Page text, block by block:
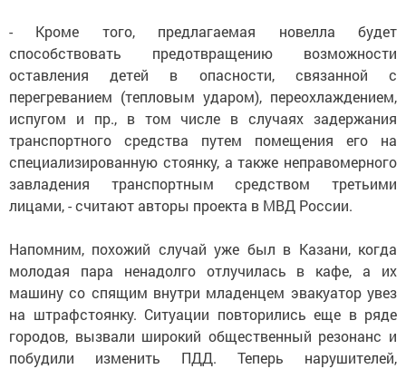
- Кроме того, предлагаемая новелла будет
способствовать предотвращению возможности
оставления детей в опасности, связанной с
перегреванием (тепловым ударом), переохлаждением,
испугом и пр., в том числе в случаях задержания
транспортного средства путем помещения его на
специализированную стоянку, а также неправомерного
завладения транспортным средством третьими
лицами, - считают авторы проекта в МВД России.
Напомним, похожий случай уже был в Казани, когда
молодая пара ненадолго отлучилась в кафе, а их
машину со спящим внутри младенцем эвакуатор увез
на штрафстоянку. Ситуации повторились еще в ряде
городов, вызвали широкий общественный резонанс и
побудили изменить ПДД. Теперь нарушителей,